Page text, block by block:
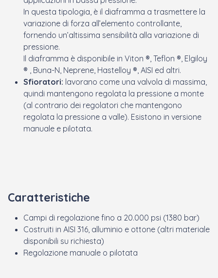
In questa tipologia, è il diaframma a trasmettere la
variazione di forza all’elemento controllante,
fornendo un’altissima sensibilità alla variazione di
pressione.
Il diaframma è disponibile in Viton ®, Teflon ®, Elgiloy
® , Buna-N, Neprene, Hastelloy ®, AISI ed altri.
Sfioratori: lavorano come una valvola di massima,
quindi mantengono regolata la pressione a monte
(al contrario dei regolatori che mantengono
regolata la pressione a valle). Esistono in versione
manuale e pilotata.
Caratteristiche
Campi di regolazione fino a 20.000 psi (1380 bar)
Costruiti in AISI 316, alluminio e ottone (altri materiale
disponibili su richiesta)
Regolazione manuale o pilotata